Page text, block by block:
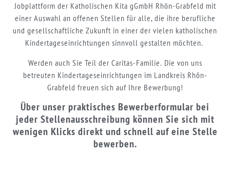
Jobplattform der Katholischen Kita gGmbH Rhön-Grabfeld mit
einer Auswahl an offenen Stellen für alle, die ihre berufliche
und gesellschaftliche Zukunft in einer der vielen katholischen
Kindertageseinrichtungen sinnvoll gestalten möchten.
Werden auch Sie Teil der Caritas-Familie. Die von uns
betreuten Kindertageseinrichtungen im Landkreis Rhön-
Grabfeld freuen sich auf Ihre Bewerbung!
Über unser praktisches Bewerberformular bei
jeder Stellenausschreibung können Sie sich mit
wenigen Klicks direkt und schnell auf eine Stelle
bewerben.